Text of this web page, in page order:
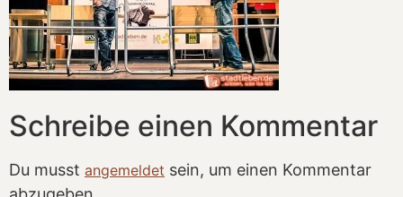
Schreibe einen Kommentar
Du musst angemeldet sein, um einen Kommentar